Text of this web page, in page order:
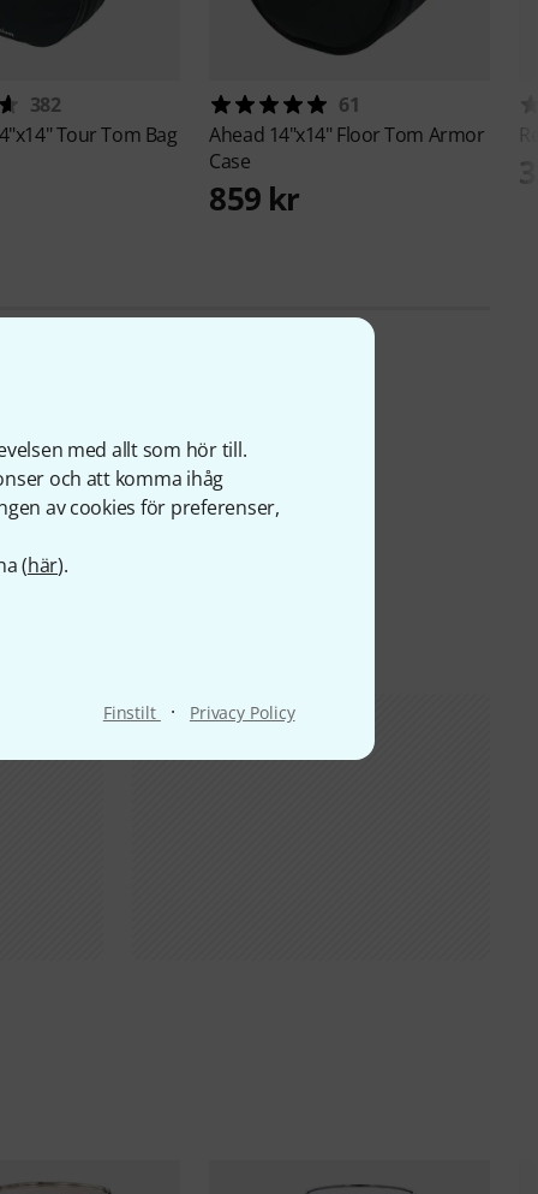
med allt som hör till.
och att komma ihåg
av cookies för preferenser,
(här).
Finstilt · Privacy Policy
382
Tour Tom Bag
61
Ahead 14"x14" Floor Tom Armor
Case
859 kr